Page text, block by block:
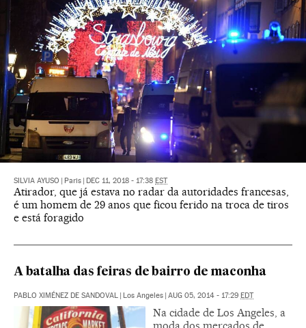
SILVIA AYUSO Paris DEC 11, 2018 - 17:38 EST
Atirador, que já estava no radar da autoridades francesas,
é um homem de 29 anos que ficou ferido na troca de tiros
e está foragido
A batalha das feiras de bairro de maconha
PABLO XIMÉNEZ DE SANDOVAL Los Angeles AUG 05, 2014 - 17:29 EDT
Na cidade de Los Angeles, a